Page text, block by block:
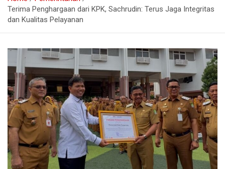
Terima Penghargaan dari KPK, Sachrudin: Terus Jaga Integritas
dan Kualitas Pelayanan